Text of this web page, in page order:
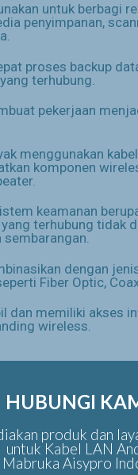
untuk berbagi
penyimpanan,
proses backup
terhubung.
pekerjaan
menggunakan
komponen
keamanan
terhubung tidak
dengan
Fiber Optic,
dan memiliki akses
wireless.
HUBUNGI
produk dan
untuk Kabel LAN
Mabruka Aisypro